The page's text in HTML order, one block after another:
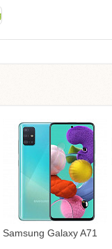
Samsung Galaxy A71